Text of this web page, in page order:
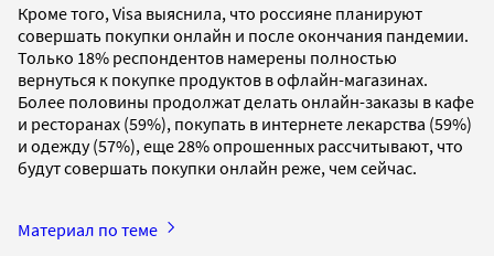
Кроме того, Visa выяснила, что россияне планируют
совершать покупки онлайн и после окончания пандемии.
Только 18% респондентов намерены полностью
вернуться к покупке продуктов в офлайн-магазинах.
Более половины продолжат делать онлайн-заказы в кафе
и ресторанах (59%), покупать в интернете лекарства (59%)
и одежду (57%), еще 28% опрошенных рассчитывают, что
будут совершать покупки онлайн реже, чем сейчас.
Материал по теме